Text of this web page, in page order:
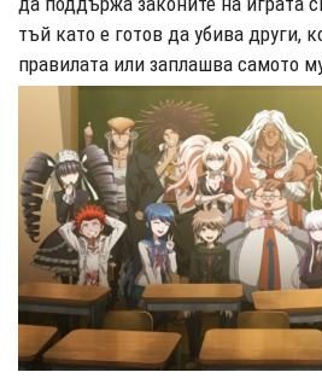
тъй като е готов да убива други,
правилата или заплашва самото